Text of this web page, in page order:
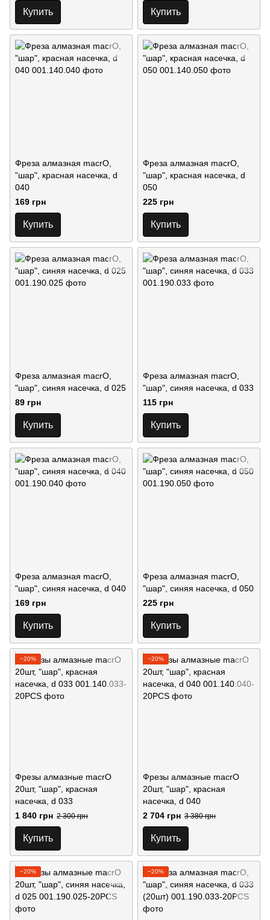
Купить Купить
Фреза алмазная macrO,
"шар", красная насечка, d
040
169 грн
Купить
Фреза алмазная macrO,
"шар", красная насечка, d
050
225 грн
Купить
Фреза алмазная macrO,
"шар", синяя насечка, d 025
89 грн
Купить
Фреза алмазная macrO,
"шар", синяя насечка, d 033
115 грн
Купить
Фреза алмазная macrO,
"шар", синяя насечка, d 040
169 грн
Купить
Фреза алмазная macrO,
"шар", синяя насечка, d 050
225 грн
Купить
−20%
Фрезы алмазные macrO
20шт, "шар", красная
насечка, d 033
1 840 грн 2 300 грн
Купить
−20%
Фрезы алмазные macrO
20шт, "шар", красная
насечка, d 040
2 704 грн 3 380 грн
Купить
−20% −20%